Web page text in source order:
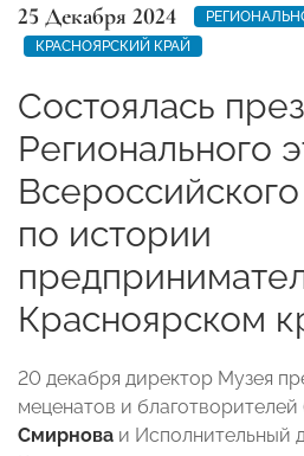
25 Декабря 2024
КРАСНОЯРСКИЙ КРАЙ
Состоялась
Регионального
по истории
Красноярском
20 декабря директор Музея
меценатов и
Смирнова и Исполнительный